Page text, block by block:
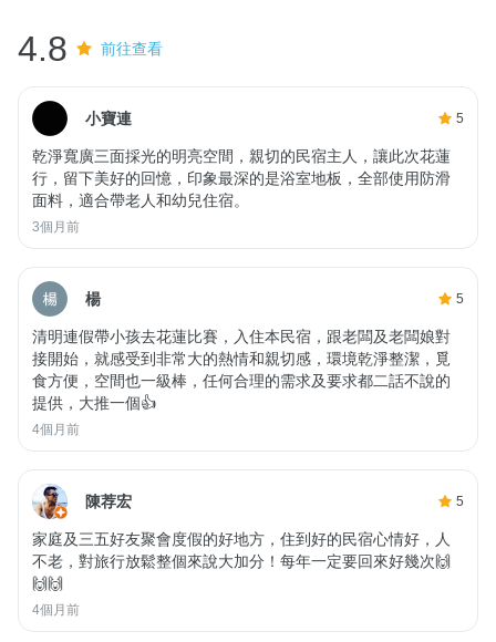
4.8 前往查看
小寶連 5
乾淨寬廣三面採光的明亮空間，親切的民宿主人，讓此次花蓮
行，留下美好的回憶，印象最深的是浴室地板，全部使用防滑
面料，適合帶老人和幼兒住宿。
3個月前
楊 5
清明連假帶小孩去花蓮比賽，入住本民宿，跟老闆及老闆娘對
接開始，就感受到非常大的熱情和親切感，環境乾淨整潔，覓
食方便，空間也一級棒，任何合理的需求及要求都二話不說的
提供，大推一個👍
4個月前
陳荐宏 5
家庭及三五好友聚會度假的好地方，住到好的民宿心情好，人
不老，對旅行放鬆整個來說大加分！每年一定要回來好幾次🙌
🙌🙌
4個月前